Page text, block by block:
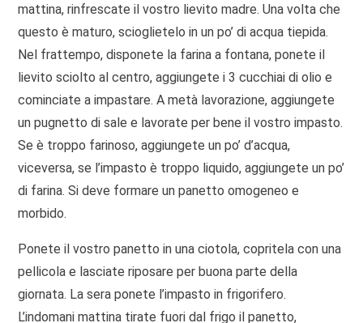
mattina, rinfrescate il vostro lievito madre. Una volta che
questo è maturo, scioglietelo in un po’ di acqua tiepida.
Nel frattempo, disponete la farina a fontana, ponete il
lievito sciolto al centro, aggiungete i 3 cucchiai di olio e
cominciate a impastare. A metà lavorazione, aggiungete
un pugnetto di sale e lavorate per bene il vostro impasto.
Se è troppo farinoso, aggiungete un po’ d’acqua,
viceversa, se l’impasto è troppo liquido, aggiungete un po’
di farina. Si deve formare un panetto omogeneo e
morbido.
Ponete il vostro panetto in una ciotola, copritela con una
pellicola e lasciate riposare per buona parte della
giornata. La sera ponete l’impasto in frigorifero.
L’indomani mattina tirate fuori dal frigo il panetto,